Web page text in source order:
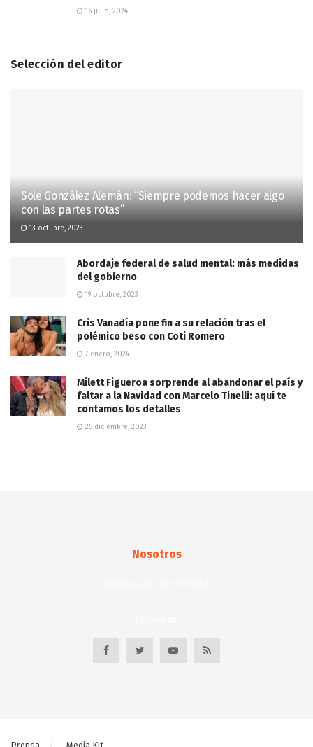
16 julio, 2024
Selección del editor
Sole González Alemán: “Siempre podemos hacer algo
con las partes rotas”
13 octubre, 2023
Abordaje federal de salud mental: más medidas
del gobierno
19 octubre, 2023
Cris Vanadía pone fin a su relación tras el
polémico beso con Coti Romero
7 enero, 2024
Milett Figueroa sorprende al abandonar el país y
faltar a la Navidad con Marcelo Tinelli: aquí te
contamos los detalles
25 diciembre, 2023
Nosotros